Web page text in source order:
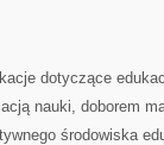
dotyczące
nauki, doborem
środowiska